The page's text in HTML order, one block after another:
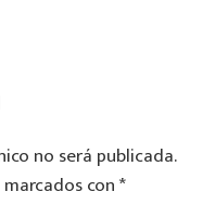
no será publicada.
con*